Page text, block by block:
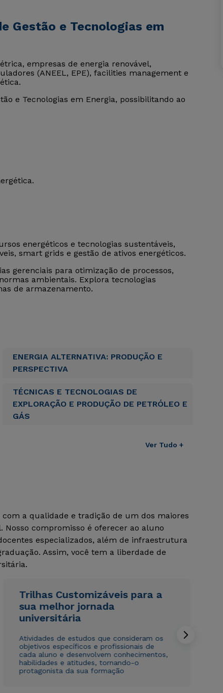
Gestão e Tecnologias em
empresas de energia renovável,
(ANEEL, EPE), facilities management e
e Tecnologias em Energia, possibilitando ao
energéticos e tecnologias sustentáveis,
smart grids e gestão de ativos energéticos.
gerenciais para otimização de processos,
ambientais. Explora tecnologias
de armazenamento.
ENERGIA ALTERNATIVA: PRODUÇÃO E
PERSPECTIVA
TÉCNICAS E TECNOLOGIAS DE
EXPLORAÇÃO E PRODUÇÃO DE PETRÓLEO E
GÁS
Ver Tudo +
a qualidade e tradição de um dos maiores
compromisso é oferecer ao aluno
especializados, além de infraestrutura
Assim, você tem a liberdade de
Trilhas Customizáveis para a
sua melhor jornada
universitária
Atividades de estudos que consideram os
objetivos específicos e profissionais de
cada aluno e desenvolvem conhecimentos,
habilidades e atitudes, tornando-o
protagonista da sua formação
WhatsApp
WhatsApp